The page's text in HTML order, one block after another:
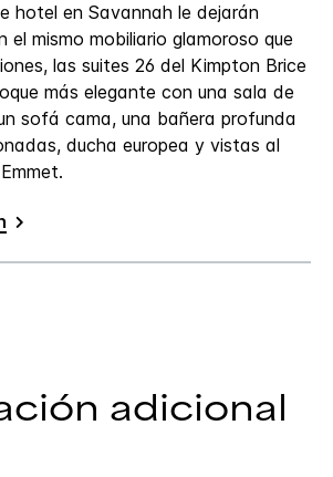
hotel en Savannah le dejarán
el mismo mobiliario glamoroso que
las suites 26 del Kimpton Brice
más elegante con una sala de
sofá cama, una bañera profunda
ducha europea y vistas al
adicional